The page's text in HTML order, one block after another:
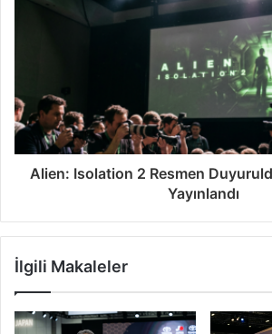
Alien: Isolation 2 Resmen
Yayınlandı
İlgili Makaleler